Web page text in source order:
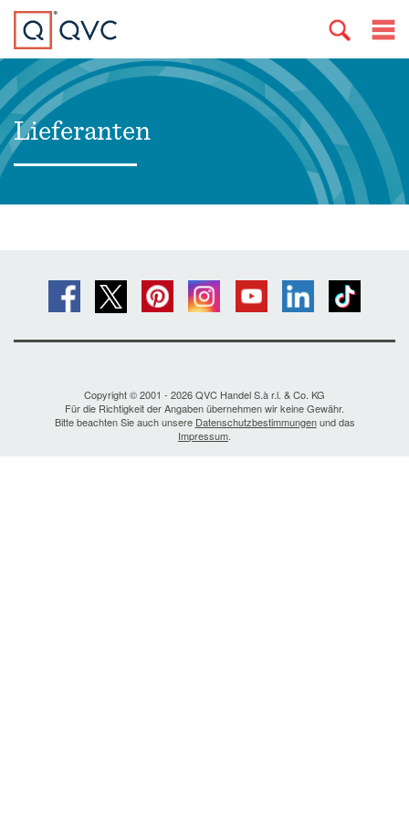
Lieferanten
Copyright © 2001 - 2026 QVC Handel S.à r.l. & Co. KG
Für die Richtigkeit der Angaben übernehmen wir keine Gewähr.
Bitte beachten Sie auch unsere Datenschutzbestimmungenund das
Impressum.